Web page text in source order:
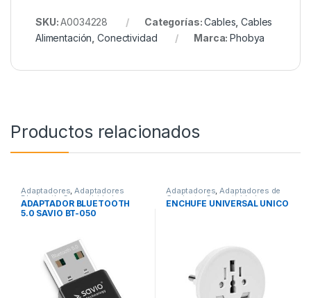
SKU:A0034228 Categorías:Cables ,Cables
Alimentación ,Conectividad Marca:Phobya
Productos relacionados
Adaptadores,Adaptadores
Bluetooth, Conectividad
ADAPTADOR BLUETOOTH
5.0 SAVIO BT-050
Adaptadores,Adaptadores de
Corriente,Conectividad
ENCHUFE UNIVERSAL UNICO